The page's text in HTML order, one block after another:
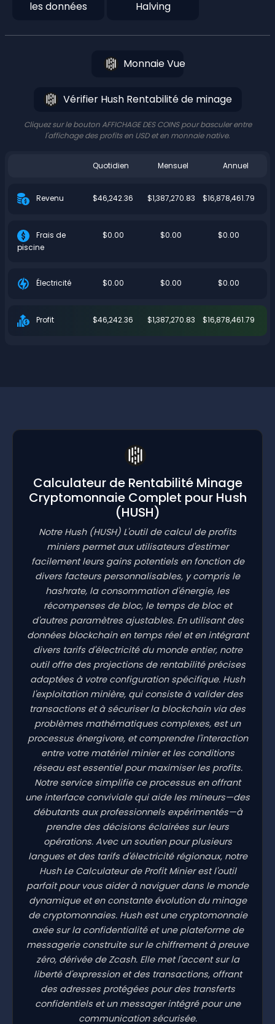
les données
Halving
Monnaie Vue
Vérifier Hush Rentabilité de minage
Cliquez sur le bouton AFFICHAGE DES COINS pour basculer entre
l'affichage des profits en USD et en monnaie native.
Quotidien Mensuel Annuel
Revenu $46,242.36 $1,387,270.83 $16,878,461.79
Frais de
piscine
$0.00 $0.00 $0.00
Électricité $0.00 $0.00 $0.00
Profit $46,242.36 $1,387,270.83 $16,878,461.79
Calculateur de Rentabilité Minage
Cryptomonnaie Complet pour Hush
(HUSH)
Notre Hush (HUSH) L'outil de calcul de profits
miniers permet aux utilisateurs d'estimer
facilement leurs gains potentiels en fonction de
divers facteurs personnalisables, y compris le
hashrate, la consommation d'énergie, les
récompenses de bloc, le temps de bloc et
d'autres paramètres ajustables. En utilisant des
données blockchain en temps réel et en intégrant
divers tarifs d'électricité du monde entier, notre
outil offre des projections de rentabilité précises
adaptées à votre configuration spécifique. Hush
l'exploitation minière, qui consiste à valider des
transactions et à sécuriser la blockchain via des
problèmes mathématiques complexes, est un
processus énergivore, et comprendre l'interaction
entre votre matériel minier et les conditions
réseau est essentiel pour maximiser les profits.
Notre service simplifie ce processus en offrant
une interface conviviale qui aide les mineurs—des
débutants aux professionnels expérimentés—à
prendre des décisions éclairées sur leurs
opérations. Avec un soutien pour plusieurs
langues et des tarifs d'électricité régionaux, notre
Hush Le Calculateur de Profit Minier est l'outil
parfait pour vous aider à naviguer dans le monde
dynamique et en constante évolution du minage
de cryptomonnaies. Hush est une cryptomonnaie
axée sur la confidentialité et une plateforme de
messagerie construite sur le chiffrement à preuve
zéro, dérivée de Zcash. Elle met l'accent sur la
liberté d'expression et des transactions, offrant
des adresses protégées pour des transferts
confidentiels et un messager intégré pour une
communication sécurisée.